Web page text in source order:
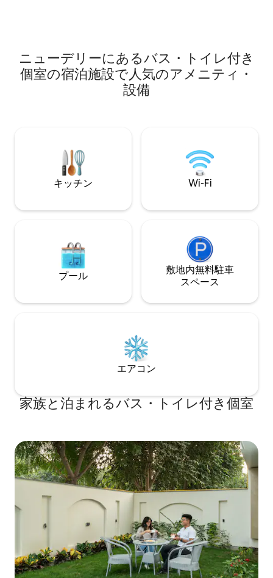
冷蔵庫、キングベッド、椅子、インバー
ター、バックアップ、ケトル ランドリー
（有料） SEC 18市場400 m DLFモール
750m ニューデリー駅17キロ IGI空港27キ
適。 朝食とランドリーは追加料金でご利
用いただけます。 共有スペースはありま
せん！ 専用玄関！
ニューデリーにあるバス・トイレ付き
個室の宿泊施設で人気のアメニティ・
設備
キッチン Wi-Fi
プール
敷地内無料駐⁠車
ス⁠ペ⁠ー⁠ス
エアコン
家族と泊まれるバス・トイレ付き個室